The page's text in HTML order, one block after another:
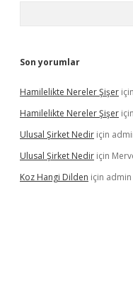
Son yorumlar
Hamilelikte Nereler Şişer için
Hamilelikte Nereler Şişer için
Ulusal Şirket Nedir için
Ulusal Şirket Nedir için
Koz Hangi Dilden için admin